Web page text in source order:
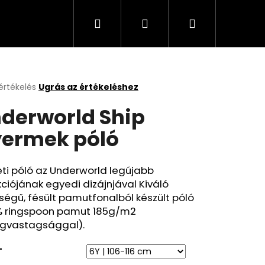
KeresésBejelentkezés
Kosár
Ugrás az értékeléshez
Ship
póló
póló az Underworld legújabb
egyedi dizájnjával Kiváló
fésült pamutfonalból készült póló
ringspoon pamut 185g/m2